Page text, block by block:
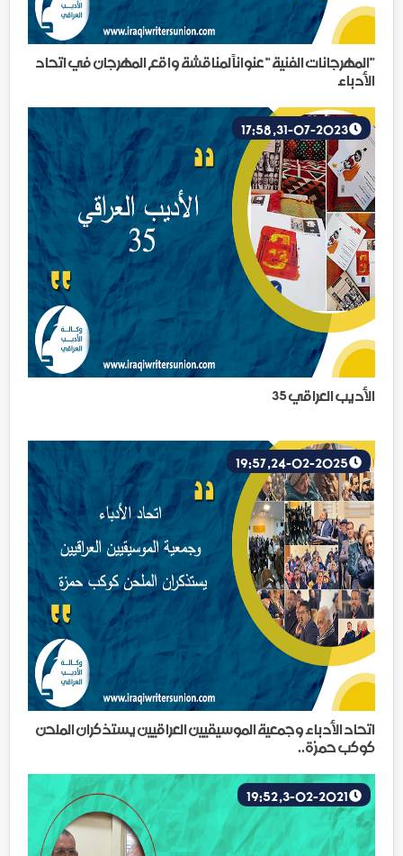
"المهرجانات الفنية " عنواناً لمناقشة واقع المهرجان في اتحاد
الأدباء
الأديب العراقي 35
اتحاد الأدباء وجمعية الموسيقيين العراقيين يستذكران الملحن
كوكب حمزة..